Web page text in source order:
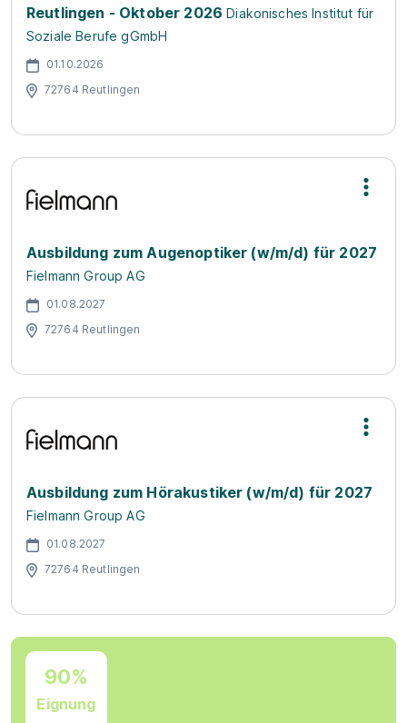
Reutlingen - Oktober 2026 Diakonisches Institut für
Soziale Berufe gGmbH
01.10.2026
72764 Reutlingen
Ausbildung zum Augenoptiker (w/m/d) für 2027
Fielmann Group AG
01.08.2027
72764 Reutlingen
Ausbildung zum Hörakustiker (w/m/d) für 2027
Fielmann Group AG
01.08.2027
72764 Reutlingen
90%
Eignung